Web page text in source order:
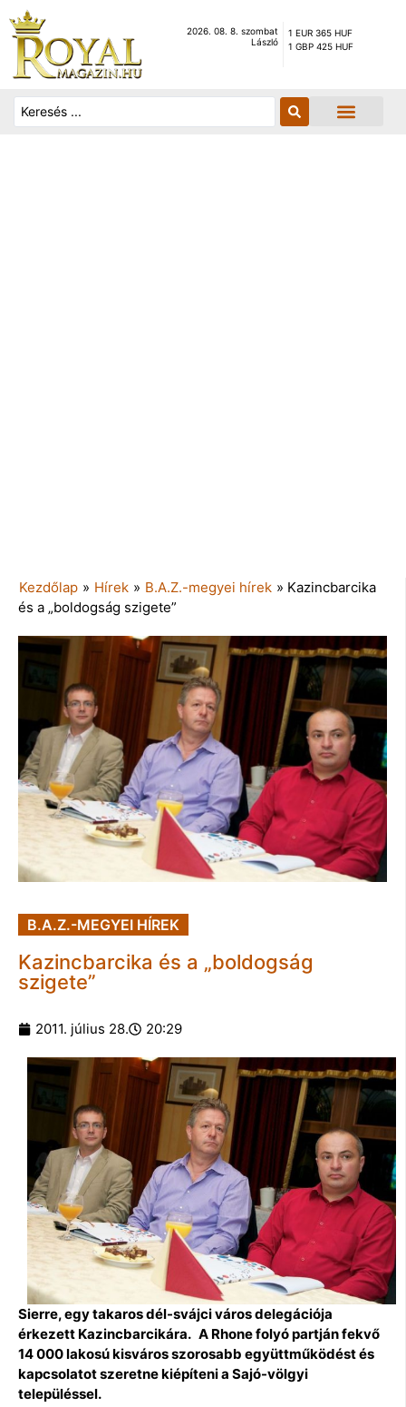
2026. 08. 8. szombat
László
1 EUR 365 HUF
1 GBP 425 HUF
Kezdőlap » Hírek » B.A.Z.-megyei hírek » Kazincbarcika
és a „boldogság szigete”
B.A.Z.-MEGYEI HÍREK
Kazincbarcika és a „boldogság
szigete”
2011. július 28. 20:29
Sierre, egy takaros dél-svájci város delegációja
érkezett Kazincbarcikára. A Rhone folyó partján fekvő
14 000 lakosú kisváros szorosabb együttműködést és
kapcsolatot szeretne kiépíteni a Sajó-völgyi
településsel.